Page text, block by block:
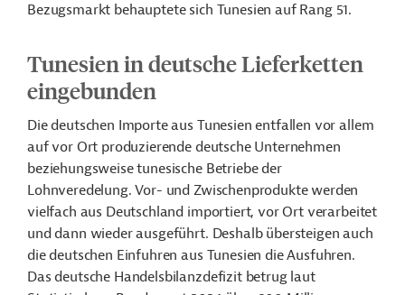
Bezugsmarkt behauptete sich Tunesien auf Rang 51.
Tunesien in deutsche Lieferketten
eingebunden
Die deutschen Importe aus Tunesien entfallen vor allem
auf vor Ort produzierende deutsche Unternehmen
beziehungsweise tunesische Betriebe der
Lohnveredelung. Vor- und Zwischenprodukte werden
vielfach aus Deutschland importiert, vor Ort verarbeitet
und dann wieder ausgeführt. Deshalb übersteigen auch
die deutschen Einfuhren aus Tunesien die Ausfuhren.
Das deutsche Handelsbilanzdefizit betrug laut